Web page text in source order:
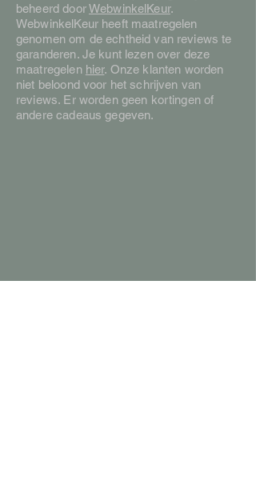
beheerd doorWebwinkelKeur.
WebwinkelKeur heeft maatregelen
genomen om de echtheid van reviews te
garanderen. Je kunt lezen over deze
maatregelen hier. Onze klanten worden
niet beloond voor het schrijven van
reviews. Er worden geen kortingen of
andere cadeaus gegeven.